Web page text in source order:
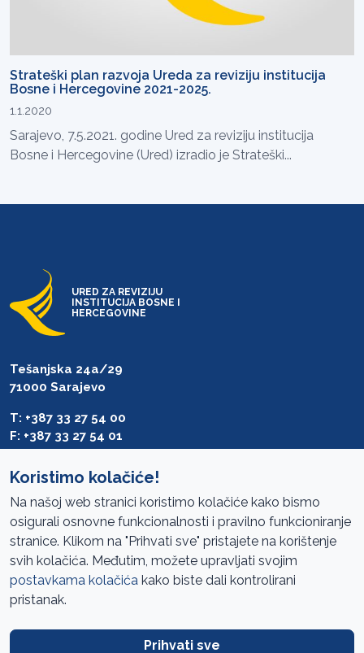
Strateški plan razvoja Ureda za reviziju institucija
Bosne i Hercegovine 2021-2025.
1.1.2020
Sarajevo, 7.5.2021. godine Ured za reviziju institucija
Bosne i Hercegovine (Ured) izradio je Strateški...
URED ZA REVIZIJU
INSTITUCIJA BOSNE I
HERCEGOVINE
Tešanjska 24a/29
71000 Sarajevo
T: +387 33 27 54 00
F: +387 33 27 54 01
Pristup informacijama
Mapa sajta
Oglasi
Koristimo kolačiće!
Na našoj web stranici koristimo kolačiće kako bismo
osigurali osnovne funkcionalnosti i pravilno funkcioniranje
stranice. Klikom na "Prihvati sve" pristajete na korištenje
svih kolačića. Međutim, možete upravljati svojim
postavkama kolačića kako biste dali kontrolirani
pristanak.
Prihvati sve